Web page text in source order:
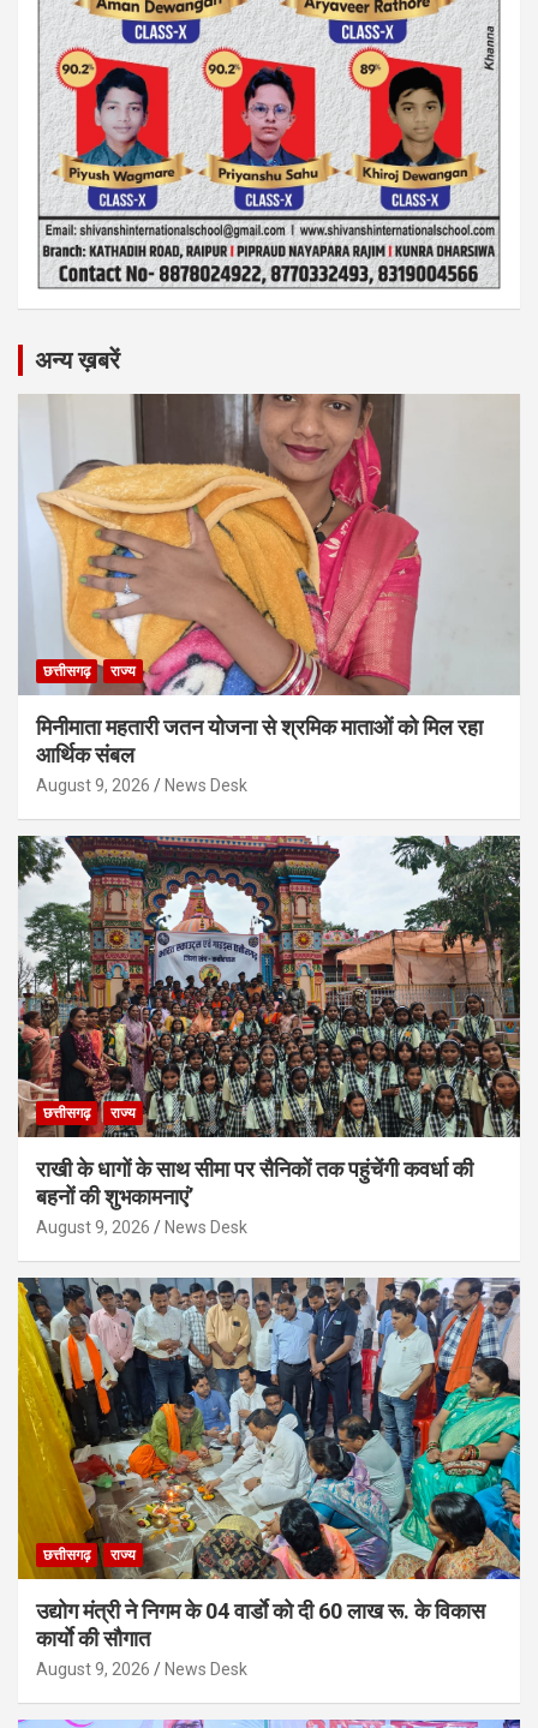
अन्य ख़बरें
छत्तीसगढ़ राज्य
मिनीमाता महतारी जतन योजना से श्रमिक माताओं को मिल रहा
आर्थिक संबल
August 9, 2026 News Desk
छत्तीसगढ़ राज्य
राखी के धागों के साथ सीमा पर सैनिकों तक पहुंचेंगी कवर्धा की
बहनों की शुभकामनाएं’
August 9, 2026 News Desk
छत्तीसगढ़ राज्य
उद्योग मंत्री ने निगम के 04 वार्डाे को दी 60 लाख रू. के विकास
कार्याे की सौगात
August 9, 2026 News Desk